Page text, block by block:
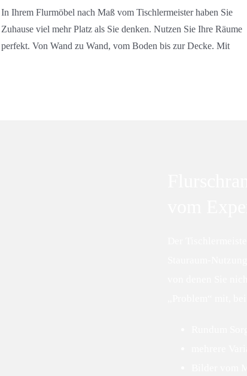
In Ihrem Flurmöbel nach Maß vom Tischlermeister haben Sie
Zuhause viel mehr Platz als Sie denken. Nutzen Sie Ihre Räume
perfekt. Von Wand zu Wand, vom Boden bis zur Decke. Mit